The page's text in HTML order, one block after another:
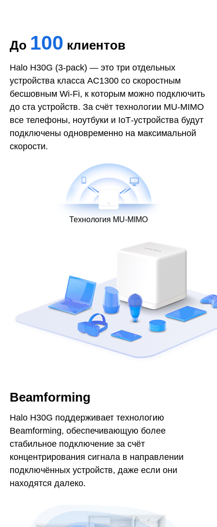
До 100 клиентов
Halo H30G (3-pack) — это три отдельных
устройства класса AC1300 со скоростным
бесшовным Wi-Fi, к которым можно подключить
до ста устройств. За счёт технологии MU-MIMO
все телефоны, ноутбуки и IoT‑устройства будут
подключены одновременно на максимальной
скорости.
Технология MU-MIMO
Beamforming
Halo H30G поддерживает технологию
Beamforming, обеспечивающую более
стабильное подключение за счёт
концентрирования сигнала в направлении
подключённых устройств, даже если они
находятся далеко.